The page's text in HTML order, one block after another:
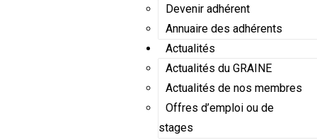
Devenir adhérent
Annuaire des adhérents
Actualités
Actualités du GRAINE
Actualités de nos membres
Offres d’emploi ou de
stages